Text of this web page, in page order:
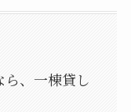
、一棟貸し